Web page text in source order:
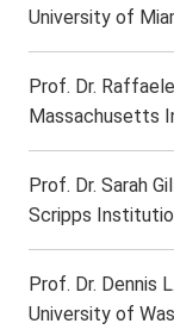
University of
Prof. Dr.
Massachusetts
Prof. Dr. Sarah
Scripps
Prof. Dr. Dennis
University of